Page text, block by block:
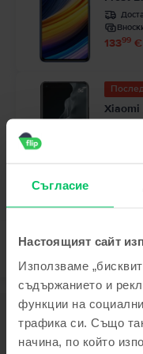
Съгласие
Настоящият сайт
Използваме
съдържанието и
функции на
трафика си. Също
начина, по който
13399
Xiaomi
Описание
Мобилен телефон Xiaomi